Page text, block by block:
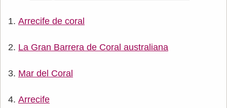
Arrecife de coral
La Gran Barrera de Coral australiana
Mar del Coral
Arrecife